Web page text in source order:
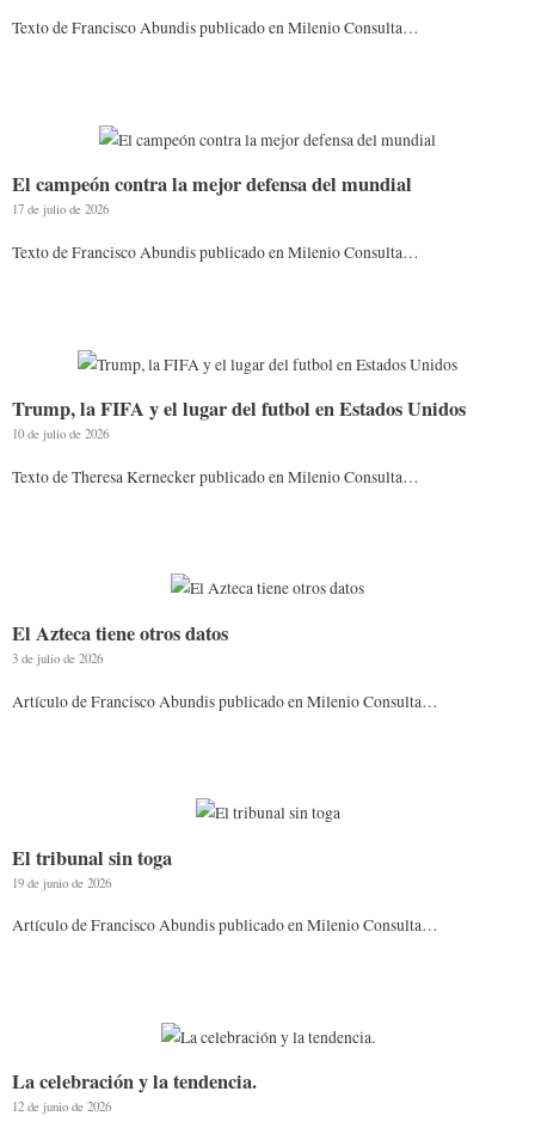
Texto de Francisco Abundis publicado en Milenio Consulta…
El campeón contra la mejor defensa del mundial
17 de julio de 2026
Texto de Francisco Abundis publicado en Milenio Consulta…
Trump, la FIFA y el lugar del futbol en Estados Unidos
10 de julio de 2026
Texto de Theresa Kernecker publicado en Milenio Consulta…
El Azteca tiene otros datos
3 de julio de 2026
Artículo de Francisco Abundis publicado en Milenio Consulta…
El tribunal sin toga
19 de junio de 2026
Artículo de Francisco Abundis publicado en Milenio Consulta…
La celebración y la tendencia.
12 de junio de 2026